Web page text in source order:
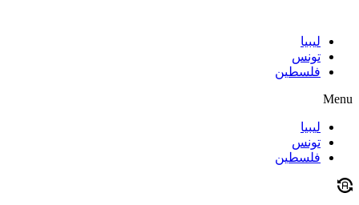
contentليبيا
تونس
فلسطين
Menu
ليبيا
تونس
فلسطين